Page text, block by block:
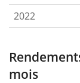
2022
mois